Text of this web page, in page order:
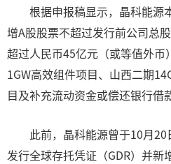
根据申报稿显示，晶科能源
增A股股票不超过发行前公司总
超过人民币45亿元（或等值外币
1GW高效组件项目、山西二期
目及补充流动资金或偿还银行借
此前，晶科能源曾于10月
发行全球存托凭证（GDR）并